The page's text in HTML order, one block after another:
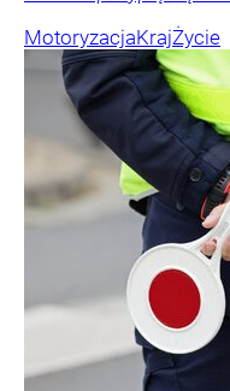
MotoryzacjaKrajŻycie